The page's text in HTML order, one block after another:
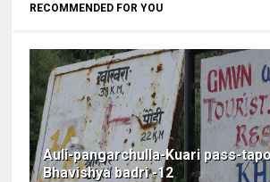
RECOMMENDED FOR YOU
Auli-pangarchulla-Kuari pass-
Bhavishya badri -12